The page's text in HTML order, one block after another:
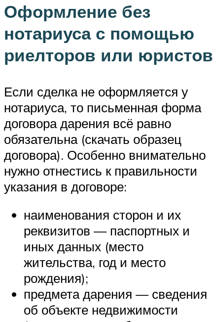
Оформление без
нотариуса с помощью
риелторов или юристов
Если сделка не оформляется у
нотариуса, то письменная форма
договора дарения всё равно
обязательна (скачать образец
договора). Особенно внимательно
нужно отнестись к правильности
указания в договоре:
наименования сторон и их
реквизитов — паспортных и
иных данных (место
жительства, год и место
рождения);
предмета дарения — сведения
об объекте недвижимости